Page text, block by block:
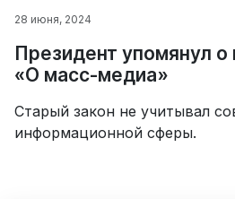
28 июня, 2024
Президент упомянул о
«О масс-медиа»
Старый закон не учитывал
информационной сферы.